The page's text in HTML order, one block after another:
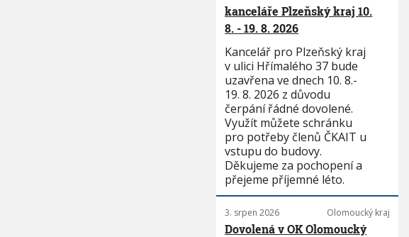
kanceláře Plzeňský kraj 10.
8. - 19. 8. 2026
Kancelář pro Plzeňský kraj
v ulici Hřímalého 37 bude
uzavřena ve dnech 10. 8.-
19. 8. 2026 z důvodu
čerpání řádné dovolené.
Využít můžete schránku
pro potřeby členů ČKAIT u
vstupu do budovy.
Děkujeme za pochopení a
přejeme příjemné léto.
3. srpen 2026 Olomoucký kraj
Dovolená v OK Olomoucký